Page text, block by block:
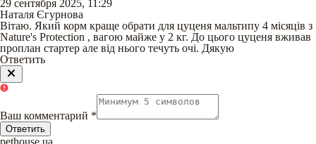
29 сентября 2025, 11:29
Наталя Єгурнова
Вітаю. Який корм краще обрати для цуценя мальтипу 4 місяців з
Nature's Protection , вагою майже у 2 кг. До цього цуценя вживав
проплан стартер але від нього течуть очі. Дякую
Ответить
Ваш комментарий *
Ответить
pethouse.ua